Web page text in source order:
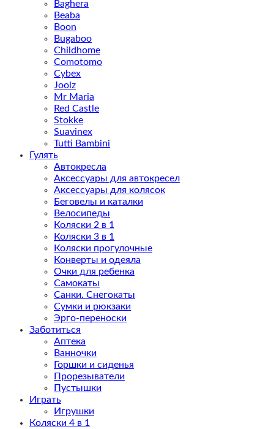
Baghera
Beaba
Boon
Bugaboo
Childhome
Comotomo
Cybex
Joolz
Mr Maria
Red Castle
Stokke
Suavinex
Tutti Bambini
Гулять
Автокресла
Аксессуары для автокресел
Аксессуары для колясок
Беговелы и каталки
Велосипеды
Коляски 2 в 1
Коляски 3 в 1
Коляски прогулочные
Конверты и одеяла
Очки для ребенка
Самокаты
Санки. Снегокаты
Сумки и рюкзаки
Эрго-переноски
Заботиться
Аптека
Ванночки
Горшки и сиденья
Прорезыватели
Пустышки
Играть
Игрушки
Коляски 4 в 1